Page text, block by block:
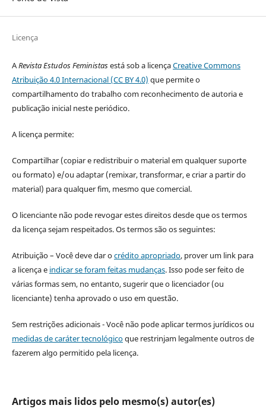
Licença
ARevista Estudos Feministasestá sob a licençaCreative Commons
Atribuição 4.0 Internacional (CC BY 4.0) que permite o
compartilhamento do trabalho com reconhecimento de autoria e
publicação inicial neste periódico.
A licença permite:
Compartilhar (copiar e redistribuir o material em qualquer suporte
ou formato) e/ou adaptar (remixar, transformar, e criar a partir do
material) para qualquer fim, mesmo que comercial.
O licenciante não pode revogar estes direitos desde que os termos
da licença sejam respeitados. Os termos são os seguintes:
Atribuição – Você deve dar ocrédito apropriado, prover um link para
a licença e indicar se foram feitas mudanças. Isso pode ser feito de
várias formas sem, no entanto, sugerir que o licenciador (ou
licenciante) tenha aprovado o uso em questão.
Sem restrições adicionais - Você não pode aplicar termos jurídicos ou
medidas de caráter tecnológicoque restrinjam legalmente outros de
fazerem algo permitido pela licença.
Artigos mais lidos pelo mesmo(s) autor(es)